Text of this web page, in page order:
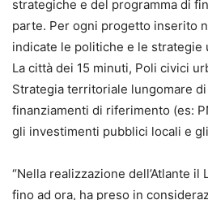
strategiche e del programma di
parte. Per ogni progetto inserito
indicate le politiche e le strategie
La città dei 15 minuti, Poli civici
Strategia territoriale lungomare
finanziamenti di riferimento (es:
gli investimenti pubblici locali e
“Nella realizzazione dell’Atlante il
fino ad ora, ha preso in